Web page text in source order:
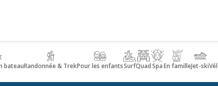
bateauRandonnée & TrekPour les enfantsSurfQuadSpaEn familleJet-ski